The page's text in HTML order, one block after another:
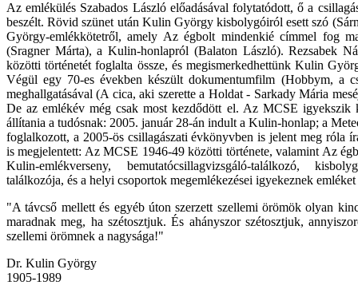
Az emlékülés Szabados László előadásával folytatódott, ő a
beszélt. Rövid szünet után Kulin György kisbolygóiról esett szó
György-emlékkötetről, amely Az égbolt mindenkié címmel fog
(Sragner Márta), a Kulin-honlapról (Balaton László). Rezsabek
közötti történetét foglalta össze, és megismerkedhettünk Kulin
Végül egy 70-es években készült dokumentumfilm (Hobbym, a
meghallgatásával (A cica, aki szerette a Holdat - Sarkady Mária
De az emlékév még csak most kezdődött el. Az MCSE igyekszik
állítania a tudósnak: 2005. január 28-án indult a Kulin-honlap; a
foglalkozott, a 2005-ös csillagászati évkönyvben is jelent meg róla
is megjelentett: Az MCSE 1946-49 közötti története, valamint Az
Kulin-emlékverseny, bemutatócsillagvizsgáló-találkozó,
találkozója, és a helyi csoportok megemlékezései igyekeznek
"A távcső mellett és egyéb úton szerzett szellemi örömök olyan
maradnak meg, ha szétosztjuk. És ahányszor szétosztjuk,
szellemi örömnek a nagysága!"
Dr. Kulin György
1905-1989